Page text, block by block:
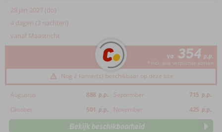
28 jan 2027 (do)
4 dagen (3 nachten)
vanaf Maastricht
va 354 p.p.
*incl. alle verplichte kosten
Nog 2 kamer(s) beschikbaar op deze site
Augustus 888 p.p. September 715 p.p.
Oktober
501 p.p. November 425 p.p.
Bekijk beschikbaarheid